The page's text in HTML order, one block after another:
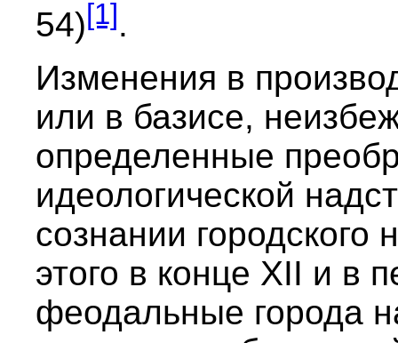
54)[1] .
Изменения в
или в базисе,
определенные
идеологической
сознании городского
этого в конце XII и в
феодальные города